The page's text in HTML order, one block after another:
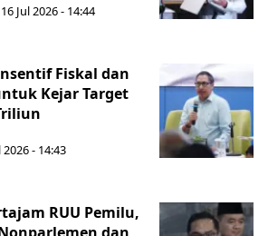
Jul 2026 - 14:44
Fiskal dan
Kejar Target
2026 - 14:43
RUU Pemilu,